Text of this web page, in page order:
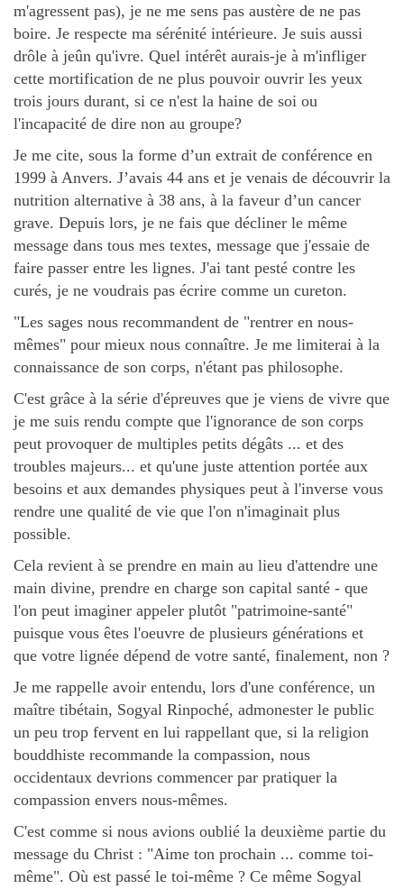
m'agressent pas), je ne me sens pas austère de ne pas
boire. Je respecte ma sérénité intérieure. Je suis aussi
drôle à jeûn qu'ivre. Quel intérêt aurais-je à m'infliger
cette mortification de ne plus pouvoir ouvrir les yeux
trois jours durant, si ce n'est la haine de soi ou
l'incapacité de dire non au groupe?
Je me cite, sous la forme d’un extrait de conférence en
1999 à Anvers. J’avais 44 ans et je venais de découvrir la
nutrition alternative à 38 ans, à la faveur d’un cancer
grave. Depuis lors, je ne fais que décliner le même
message dans tous mes textes, message que j'essaie de
faire passer entre les lignes. J'ai tant pesté contre les
curés, je ne voudrais pas écrire comme un cureton.
"Les sages nous recommandent de "rentrer en nous-
mêmes" pour mieux nous connaître. Je me limiterai à la
connaissance de son corps, n'étant pas philosophe.
C'est grâce à la série d'épreuves que je viens de vivre que
je me suis rendu compte que l'ignorance de son corps
peut provoquer de multiples petits dégâts ... et des
troubles majeurs... et qu'une juste attention portée aux
besoins et aux demandes physiques peut à l'inverse vous
rendre une qualité de vie que l'on n'imaginait plus
possible.
Cela revient à se prendre en main au lieu d'attendre une
main divine, prendre en charge son capital santé - que
l'on peut imaginer appeler plutôt "patrimoine-santé"
puisque vous êtes l'oeuvre de plusieurs générations et
que votre lignée dépend de votre santé, finalement, non ?
Je me rappelle avoir entendu, lors d'une conférence, un
maître tibétain, Sogyal Rinpoché, admonester le public
un peu trop fervent en lui rappellant que, si la religion
bouddhiste recommande la compassion, nous
occidentaux devrions commencer par pratiquer la
compassion envers nous-mêmes.
C'est comme si nous avions oublié la deuxième partie du
message du Christ : "Aime ton prochain ... comme toi-
même". Où est passé le toi-même ? Ce même Sogyal